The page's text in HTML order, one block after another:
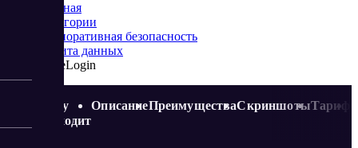
Главная
Категории
Корпоративная безопасность
Защита данных
MoreLogin
Кому
подходит
ОписаниеПреимуществаСкриншотыТариф